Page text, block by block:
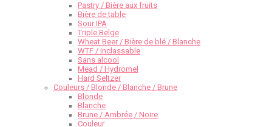
Pastry / Bière aux fruits
Bière de table
Sour IPA
Triple Belge
Wheat Beer / Bière de blé / Blanche
WTF / Inclassable
Sans alcool
Mead / Hydromel
Hard Seltzer
Couleurs / Blonde / Blanche / Brune
Blonde
Blanche
Brune / Ambrée / Noire
Couleur